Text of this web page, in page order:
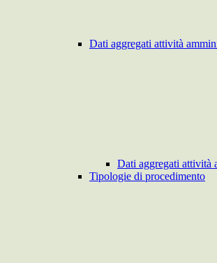
Dati aggregati attività
Dati aggregati attività
Tipologie di procedimento